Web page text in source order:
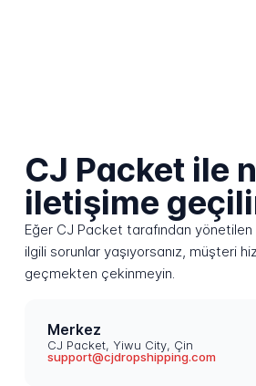
CJ Packet ile
iletişime
Eğer CJ Packet tarafından
ilgili sorunlar yaşıyorsanız, müşteri
geçmekten çekinmeyin.
Merkez
CJ Packet, Yiwu City, Çin
support@cjdropshipping.com